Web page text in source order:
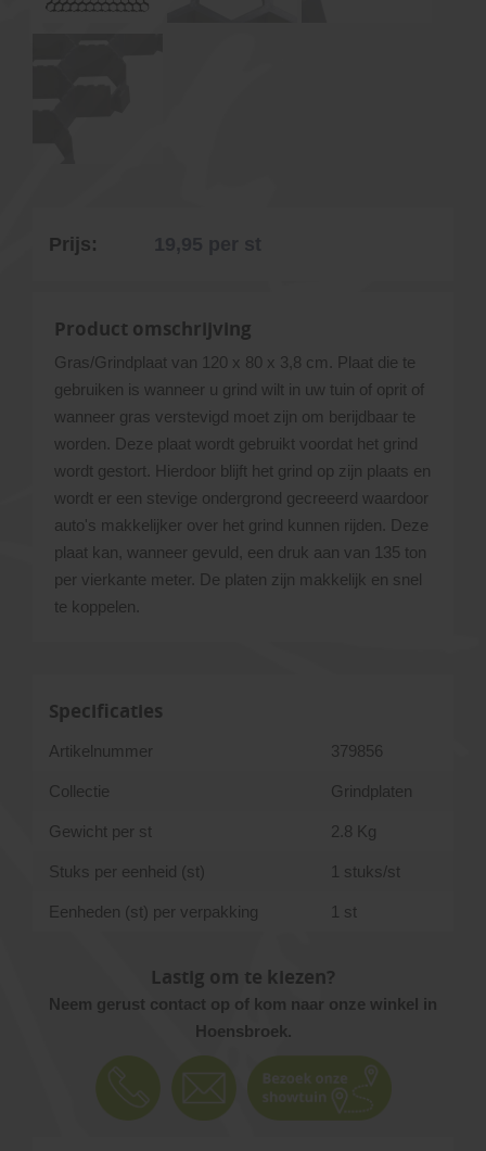
Prijs:
Product omschrijving
Gras/Grindplaat van 120 x 80 x 3,8 cm. Plaat die te
gebruiken is wanneer u grind wilt in uw tuin of oprit of
wanneer gras verstevigd moet zijn om berijdbaar te
worden. Deze plaat wordt gebruikt voordat het grind
wordt gestort. Hierdoor blijft het grind op zijn plaats en
wordt er een stevige ondergrond gecreeerd waardoor
auto's makkelijker over het grind kunnen rijden. Deze
plaat kan, wanneer gevuld, een druk aan van 135 ton
per vierkante meter. De platen zijn makkelijk en snel
te koppelen.
Specificaties
Artikelnummer 379856
Collectie Grindplaten
Gewicht per st 2.8 Kg
Stuks per eenheid (st) 1 stuks/st
Eenheden (st) per verpakking 1 st
Lastig om te kiezen?
Neem gerust contact op of kom naar onze winkel in
Hoensbroek.